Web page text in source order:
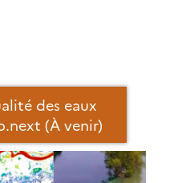
des eaux
(À venir)